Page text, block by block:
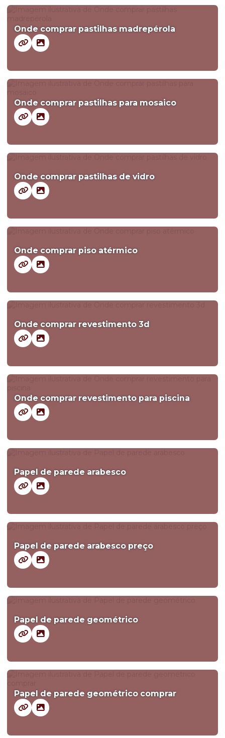
Onde comprar pastilhas madrepérola
Onde comprar pastilhas para mosaico
Onde comprar pastilhas de vidro
Onde comprar piso atérmico
Onde comprar revestimento 3d
Onde comprar revestimento para piscina
Papel de parede arabesco
Papel de parede arabesco preço
Papel de parede geométrico
Papel de parede geométrico comprar